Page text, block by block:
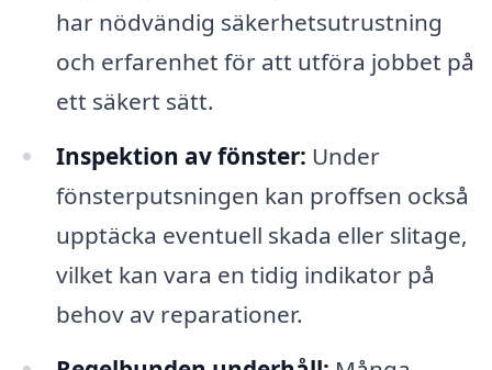
har nödvändig säkerhetsutrustning
och erfarenhet för att utföra jobbet på
ett säkert sätt.
Inspektion av fönster: Under
fönsterputsningen kan proffsen också
upptäcka eventuell skada eller slitage,
vilket kan vara en tidig indikator på
behov av reparationer.